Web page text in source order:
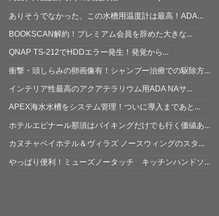
ありそうでなかった、この水槽用温度計は最高！ADA...
BOOKSCAN解約！プレミアム会員を辞めた大きな...
QNAP TS-212でHDDエラー発生！発覚から...
衝撃・頭しらみの卵画像有！シャンプー治療での駆除方...
インテリア性最高のアクアテラリウム用ADA NAサ...
APEX海水水槽をシステム管理！ついに導入まであと...
ホテルエピナール那須はバイキングだけでも行く価値あ...
カヌチャベイホテル＆ヴィラズ ノースウィングのスタ...
やっぱり便利！ミューズノータッチ キッチンハンドソ...